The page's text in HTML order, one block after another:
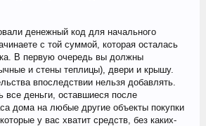
денежный код для начального
с той суммой, которая осталась
В первую очередь вы должны
и стены теплицы), двери и крышу.
впоследствии нельзя добавлять.
все деньги, оставшиеся после
дома на любые другие объекты покупки
у вас хватит средств, без каких-